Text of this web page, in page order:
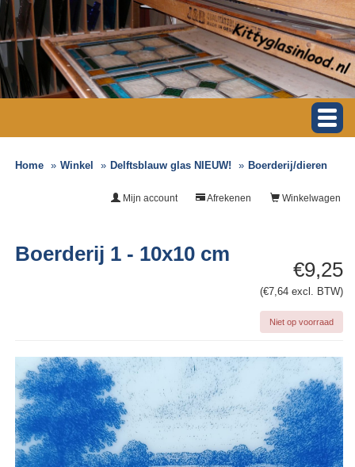
Home Winkel Delftsblauw glas NIEUW! Boerderij/dieren
Winkelwagen
Afrekenen
Mijn account
€9,25
(€7,64 excl. BTW)
Niet op voorraad
Boerderij 1 - 10x10 cm